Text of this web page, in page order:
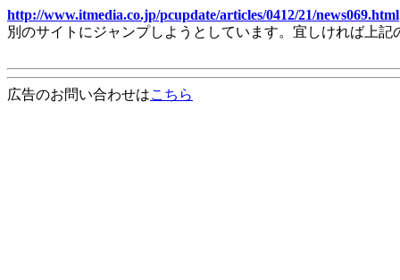
http://www.itmedia.co.jp/pcupdate/articles/0412/21/news069.html
別のサイトにジャンプしようとしています。宜しければ上
広告のお問い合わせはこちら